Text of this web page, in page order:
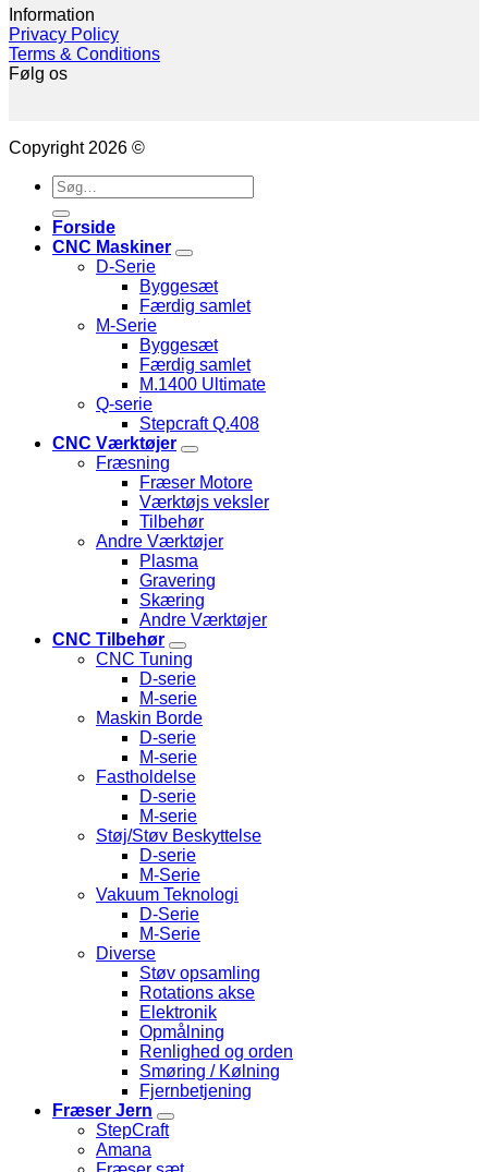
Information
Privacy Policy
Terms & Conditions
Følg os
Copyright 2026 ©
Søg
efter:
Forside
CNC Maskiner
D-Serie
Byggesæt
Færdig samlet
M-Serie
Byggesæt
Færdig samlet
M.1400 Ultimate
Q-serie
Stepcraft Q.408
CNC Værktøjer
Fræsning
Fræser Motore
Værktøjs veksler
Tilbehør
Andre Værktøjer
Plasma
Gravering
Skæring
Andre Værktøjer
CNC Tilbehør
CNC Tuning
D-serie
M-serie
Maskin Borde
D-serie
M-serie
Fastholdelse
D-serie
M-serie
Støj/Støv Beskyttelse
D-serie
M-Serie
Vakuum Teknologi
D-Serie
M-Serie
Diverse
Støv opsamling
Rotations akse
Elektronik
Opmålning
Renlighed og orden
Smøring / Kølning
Fjernbetjening
Fræser Jern
StepCraft
Amana